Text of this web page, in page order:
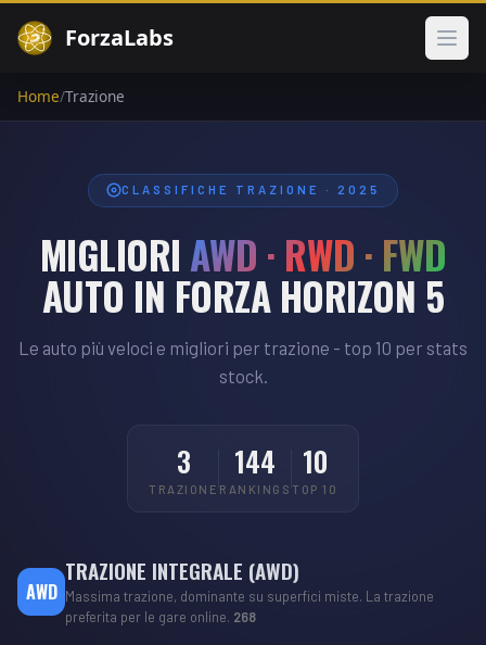
ForzaLabs Apri
Home/Trazione
CLASSIFICHE TRAZIONE · 2025
MIGLIORI AWD · RWD · FWD
AUTO IN FORZA HORIZON 5
Le auto più veloci e migliori per trazione - top 10 per stats
stock.
3
TRAZIONE
144
RANKINGS
10
TOP 10
AWD
TRAZIONE INTEGRALE (AWD)
Massima trazione, dominante su superfici miste. La trazione
preferita per le gare online. 268